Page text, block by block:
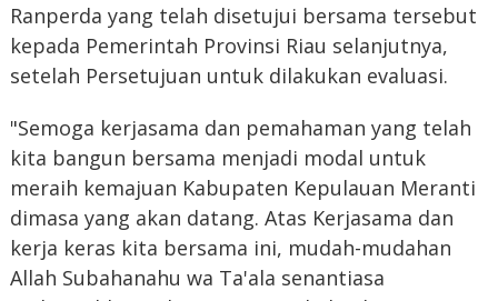
Ranperda yang telah disetujui bersama tersebut
kepada Pemerintah Provinsi Riau selanjutnya,
setelah Persetujuan untuk dilakukan evaluasi.
"Semoga kerjasama dan pemahaman yang telah
kita bangun bersama menjadi modal untuk
meraih kemajuan Kabupaten Kepulauan Meranti
dimasa yang akan datang. Atas Kerjasama dan
kerja keras kita bersama ini, mudah-mudahan
Allah Subahanahu wa Ta'ala senantiasa